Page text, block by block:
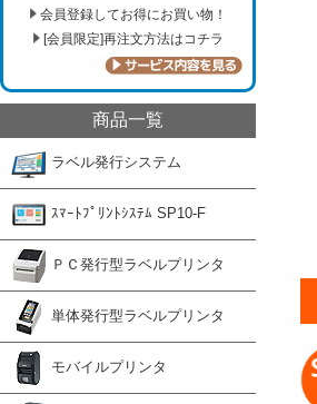
会員登録してお得にお買い物！
[会員限定]再注文方法はコチラ
商品一覧
ラベル発行システム
ｽﾏｰﾄﾌﾟﾘﾝﾄｼｽﾃﾑ SP10-F
ＰＣ発行型ラベルプリンタ
単体発行型ラベルプリンタ
モバイルプリンタ